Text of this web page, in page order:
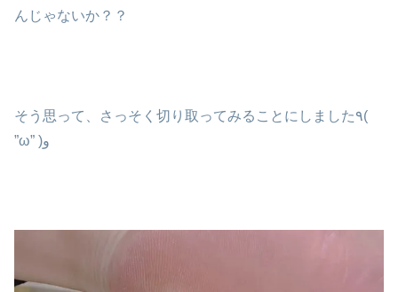
んじゃないか？？
そう思って、さっそく切り取ってみることにしました٩(
”ω” )و